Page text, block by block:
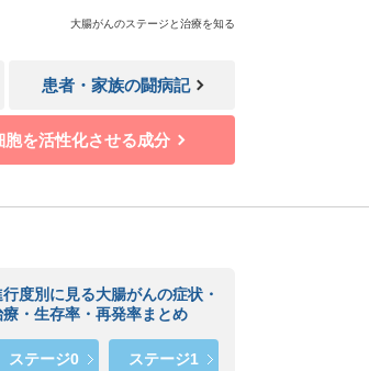
大腸がんのステージと治療を知る
患者・家族の闘病記
を活性化させる成分
行度別に見る大腸がんの症状・
療・生存率・再発率まとめ
ステージ0 ステージ1